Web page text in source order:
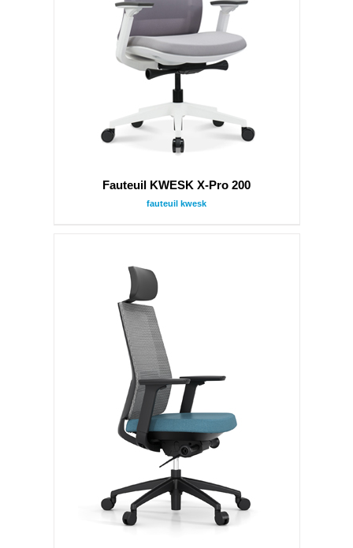
Fauteuil KWESK X-Pro 200
fauteuil kwesk